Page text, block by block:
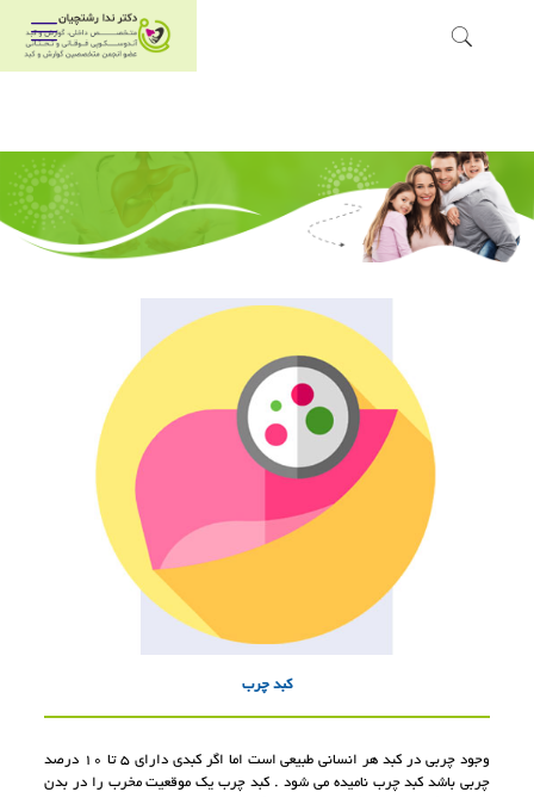
کبد چرب
وجود چربی در کبد هر انسانی طبیعی است اما اگر کبدی دارای 5 تا 10 درصد
چربی باشد کبد چرب نامیده می شود . کبد چرب یک موقعیت مخرب را در بدن